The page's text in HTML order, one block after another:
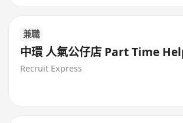
兼職
中環 人氣公仔店 Part Time
Recruit Express